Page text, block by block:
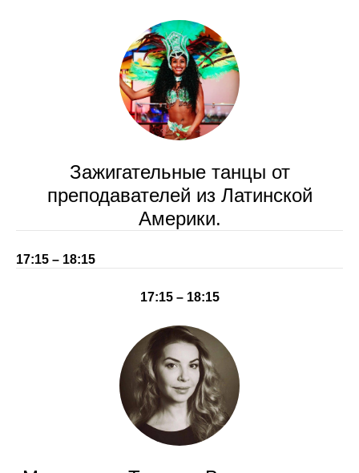
Зажигательные танцы от
преподавателей из Латинской
Америки.
17:15 – 18:15
17:15 – 18:15